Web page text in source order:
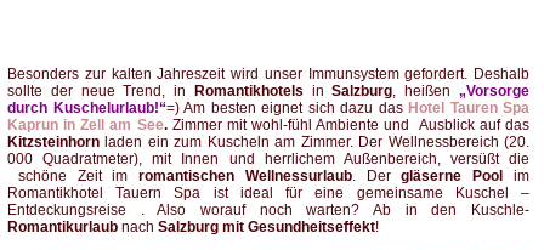
Besonders zur kalten Jahreszeit wird unser Immunsystem gefordert. Deshalb
sollte der neue Trend, in
Romantikhotels inSalzburg, heißen„Vorsorge
durch Kuschelurlaub!“=) Am besten eignet sich dazu das Hotel Tauren Spa
Kaprun in Zell am See. Zimmer mit wohl-fühl Ambiente und Ausblick auf das
Kitzsteinhorn laden ein zum Kuscheln am Zimmer. Der Wellnessbereich (20.
000 Quadratmeter), mit Innen und herrlichem Außenbereich, versüßt die
schöne Zeit imromantischen Wellnessurlaub. Dergläserne Pool
im
Romantikhotel Tauern Spa ist ideal für eine gemeinsame Kuschel –
Entdeckungsreise . Also worauf noch warten? Ab in den Kuschle-
Romantikurlaub nach Salzburg mit Gesundheitseffekt!